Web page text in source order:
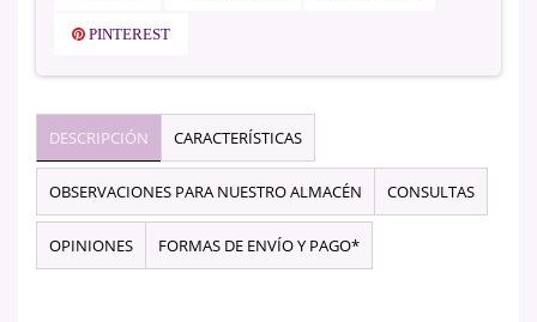
PINTEREST
DESCRIPCIÓN CARACTERÍSTICAS
OBSERVACIONES PARA NUESTRO ALMACÉN CONSULTAS
OPINIONES FORMAS DE ENVÍO Y PAGO*